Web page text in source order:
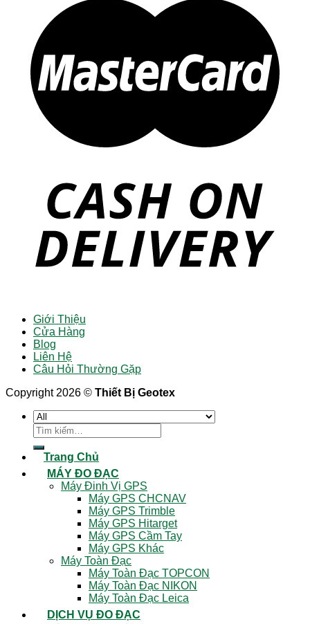
Giới Thiệu
Cửa Hàng
Blog
Liên Hệ
Câu Hỏi Thường Gặp
Copyright 2026 © Thiết Bị Geotex
Tìm
kiếm:
Trang Chủ
MÁY ĐO ĐẠC
Máy Đinh Vị GPS
Máy GPS CHCNAV
Máy GPS Trimble
Máy GPS Hitarget
Máy GPS Cầm Tay
Máy GPS Khác
Máy Toàn Đạc
Máy Toàn Đạc TOPCON
Máy Toàn Đạc NIKON
Máy Toàn Đạc Leica
DỊCH VỤ ĐO ĐẠC